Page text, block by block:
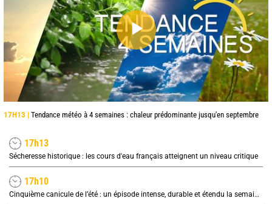
17H13 | Tendance météo à 4 semaines : chaleur prédominante jusqu'en septembre
17h13
Sécheresse historique : les cours d'eau français atteignent un niveau critique
17h10
Cinquième canicule de l’été : un épisode intense, durable et étendu la semaine prochaine